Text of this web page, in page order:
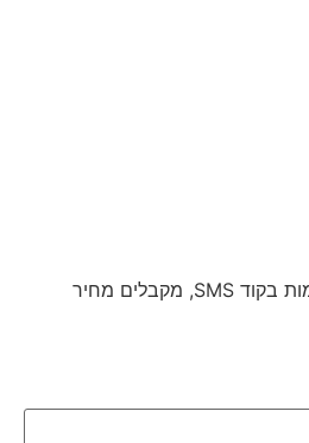
מילוי פרטים מהיר עם אימות בקוד SMS, מקבלים מחיר